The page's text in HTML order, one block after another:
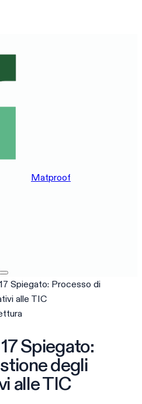
Matproof
Spiegato: Processo di
alle TIC
Spiegato:
degli
alle TIC